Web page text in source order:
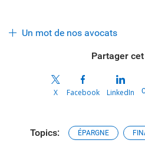
Un mot de nos avocats
Partager
X Facebook LinkedIn
Topics: ÉPARGNE